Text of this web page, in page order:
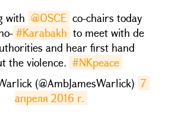
with @OSCE co-chairs today
#Karabakh to meet with de
and hear first hand
the violence. #NKpeace
(@AmbJamesWarlick) 7
апреля 2016 г.